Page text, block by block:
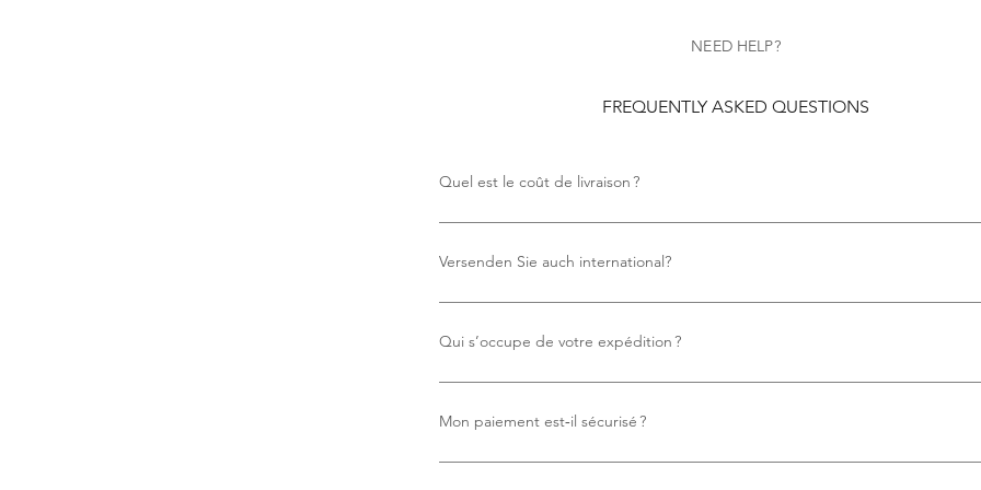
NEED HELP?
FREQUENTLY ASKED QUESTIONS
Quel est le coût de livraison ?
Versenden Sie auch international?
Qui s’occupe de votre expédition ?
ponctuelle.
Mon paiement est‑il sécurisé ?